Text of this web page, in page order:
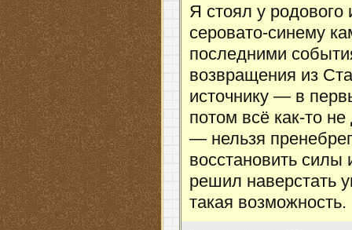
Я стоял у родового
серовато-синему
последними
возвращения из
источнику — в
потом всё как-то
— нельзя
восстановить
решил наверстать
такая возможность.